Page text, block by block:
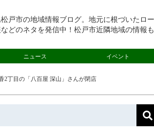
戸市の地域情報ブログ。地元に根づいたロ
などのネタを発信中！松戸市近隣地域の情報も
ニュース イベント
2丁目の「八百屋 深山」さんが閉店